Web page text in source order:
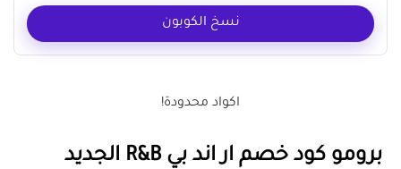
نسخ الكوبون
اكواد محدودة!
برومو كود خصم ار اند بي R&B الجديد